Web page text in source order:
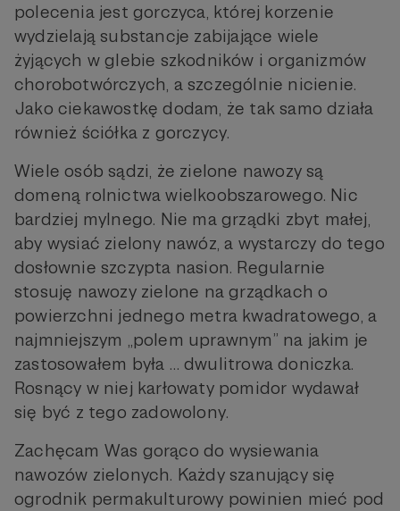
polecenia jest gorczyca, której korzenie
wydzielają substancje zabijające wiele
żyjących w glebie szkodników i organizmów
chorobotwórczych, a szczególnie nicienie.
Jako ciekawostkę dodam, że tak samo działa
również ściółka z gorczycy.
Wiele osób sądzi, że zielone nawozy są
domeną rolnictwa wielkoobszarowego. Nic
bardziej mylnego. Nie ma grządki zbyt małej,
aby wysiać zielony nawóz, a wystarczy do tego
dosłownie szczypta nasion. Regularnie
stosuję nawozy zielone na grządkach o
powierzchni jednego metra kwadratowego, a
najmniejszym „polem uprawnym” na jakim je
zastosowałem była … dwulitrowa doniczka.
Rosnący w niej karłowaty pomidor wydawał
się być z tego zadowolony.
Zachęcam Was gorąco do wysiewania
nawozów zielonych. Każdy szanujący się
ogrodnik permakulturowy powinien mieć pod